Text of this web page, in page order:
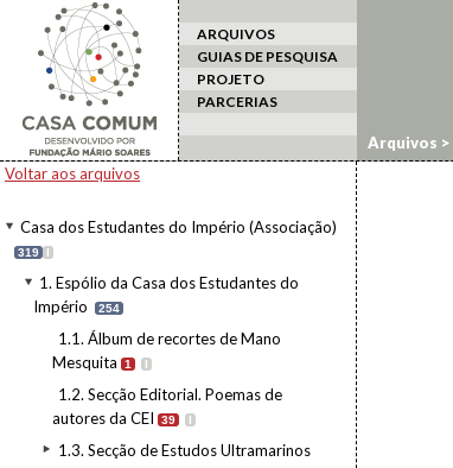
ARQUIVOS
GUIAS DE PESQUISA
PROJETO
PARCERIAS
Voltar aos arquivos
Casa dos Estudantes do Império (Associação)
319 I
1. Espólio da Casa dos Estudantes do
Império
254
1.1. Álbum de recortes de Mano
Mesquita
1 I
1.2. Secção Editorial. Poemas de
autores da CEI
39 I
1.3. Secção de Estudos Ultramarinos
Arquivos >